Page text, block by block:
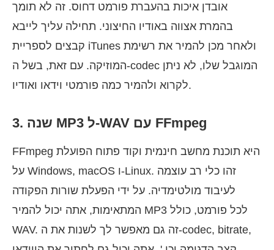
אובדן איכות בהעברת פורמט דחוס. זה לא תומך
בהמרת אצווה באודיו החיצוני. תחילה עליך לייבא
קבצים לספריית iTunes ולאחר מכן להמיר את רשימת
המוזיקה. עם זאת, בשל ה-codec המוגבל שלו, לא ניתן
לקרוא ולהמיר כמה פורמטי וידאו ואודיו.
3. שנה MP3 ל-WAV עם FFmpeg
FFmpeg היא תוכנת מחשב חינמית וקוד פתוח הפועלת
על Windows, macOS ו-Linux. זהו כלי רב עוצמה
לעיבוד מולטימדיה. על ידי הפעלת שורות הפקודה
המתאימות, אתה יכול להמיר MP3 לכל פורמט, כולל
WAV. זה גם מאפשר לך לשנות את ה-codec, bitrate,